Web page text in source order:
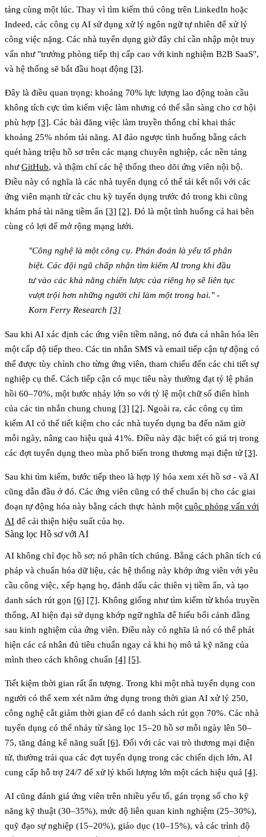
tảng cùng một lúc. Thay vì tìm kiếm thủ công trên LinkedIn hoặc
Indeed, các công cụ AI sử dụng xử lý ngôn ngữ tự nhiên để xử lý
công việc nặng. Các nhà tuyển dụng giờ đây chỉ cần nhập một truy
vấn như "trưởng phòng tiếp thị cấp cao với kinh nghiệm B2B SaaS",
và hệ thống sẽ bắt đầu hoạt động [3].
Đây là điều quan trọng: khoảng 70% lực lượng lao động toàn cầu
không tích cực tìm kiếm việc làm nhưng có thể sẵn sàng cho cơ hội
phù hợp [3]. Các bài đăng việc làm truyền thống chỉ khai thác
khoảng 25% nhóm tài năng. AI đảo ngược tình huống bằng cách
quét hàng triệu hồ sơ trên các mạng chuyên nghiệp, các nền tảng
nhưGitHub, và thậm chí các hệ thống theo dõi ứng viên nội bộ.
Điều này có nghĩa là các nhà tuyển dụng có thể tái kết nối với các
ứng viên mạnh từ các chu kỳ tuyển dụng trước đó trong khi cũng
khám phá tài năng tiềm ẩn [3] [2]. Đó là một tình huống cả hai bên
cùng có lợi để mở rộng mạng lưới.
"Công nghệ là một công cụ. Phán đoán là yếu tố phân
biệt. Các đội ngũ chấp nhận tìm kiếm AI trong khi đầu
tư vào các khả năng chiến lược của riêng họ sẽ liên tục
vượt trội hơn những người chỉ làm một trong hai." -
Korn Ferry Research [3]
Sau khi AI xác định các ứng viên tiềm năng, nó đưa cá nhân hóa lên
một cấp độ tiếp theo. Các tin nhắn SMS và email tiếp cận tự động có
thể được tùy chỉnh cho từng ứng viên, tham chiếu đến các chi tiết sự
nghiệp cụ thể. Cách tiếp cận có mục tiêu này thường đạt tỷ lệ phản
hồi 60–70%, một bước nhảy lớn so với tỷ lệ một chữ số điển hình
của các tin nhắn chung chung [3] [2]. Ngoài ra, các công cụ tìm
kiếm AI có thể tiết kiệm cho các nhà tuyển dụng ba đến năm giờ
mỗi ngày, nâng cao hiệu quả 41%. Điều này đặc biệt có giá trị trong
các đợt tuyển dụng theo mùa phổ biến trong thương mại điện tử [3].
Sau khi tìm kiếm, bước tiếp theo là hợp lý hóa xem xét hồ sơ - và AI
cũng dẫn đầu ở đó. Các ứng viên cũng có thể chuẩn bị cho các giai
đoạn tự động hóa này bằng cách thực hành một cuộc phỏng vấn với
AI để cải thiện hiệu suất của họ.
Sàng lọc Hồ sơ với AI
AI không chỉ đọc hồ sơ; nó phân tích chúng. Bằng cách phân tích cú
pháp và chuẩn hóa dữ liệu, các hệ thống này khớp ứng viên với yêu
cầu công việc, xếp hạng họ, đánh dấu các thiên vị tiềm ẩn, và tạo
danh sách rút gọn [6] [7]. Không giống như tìm kiếm từ khóa truyền
thống, AI hiện đại sử dụng khớp ngữ nghĩa để hiểu bối cảnh đằng
sau kinh nghiệm của ứng viên. Điều này có nghĩa là nó có thể phát
hiện các cá nhân đủ tiêu chuẩn ngay cả khi họ mô tả kỹ năng của
mình theo cách không chuẩn [4] [5].
Tiết kiệm thời gian rất ấn tượng. Trong khi một nhà tuyển dụng con
người có thể xem xét năm ứng dụng trong thời gian AI xử lý 250,
công nghệ cắt giảm thời gian để có danh sách rút gọn 70%. Các nhà
tuyển dụng có thể nhảy từ sàng lọc 15–20 hồ sơ mỗi ngày lên 50–
75, tăng đáng kể năng suất [6]. Đối với các vai trò thương mại điện
tử, thường trải qua các đợt tuyển dụng trong các chiến dịch lớn, AI
cung cấp hỗ trợ 24/7 để xử lý khối lượng lớn một cách hiệu quả [4].
AI cũng đánh giá ứng viên trên nhiều yếu tố, gán trọng số cho kỹ
năng kỹ thuật (30–35%), mức độ liên quan kinh nghiệm (25–30%),
quỹ đạo sự nghiệp (15–20%), giáo dục (10–15%), và các trình độ